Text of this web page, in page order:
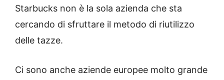
Starbucks non è la sola azienda che sta
cercando di sfruttare il metodo di riutilizzo
delle tazze.
Ci sono anche aziende europee molto grande